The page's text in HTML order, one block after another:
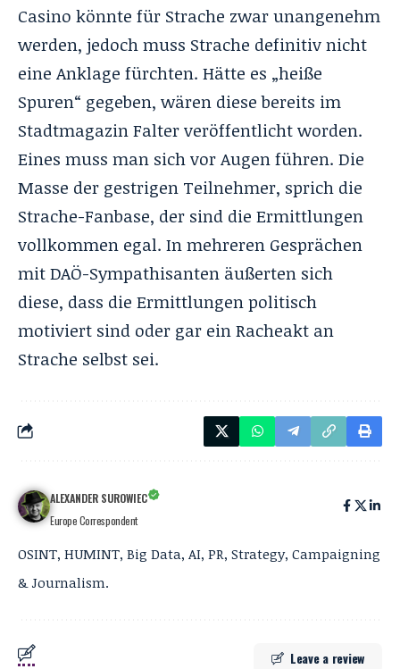
Casino könnte für Strache zwar unangenehm
werden, jedoch muss Strache definitiv nicht
eine Anklage fürchten. Hätte es „heiße
Spuren“ gegeben, wären diese bereits im
Stadtmagazin Falter veröffentlicht worden.
Eines muss man sich vor Augen führen. Die
Masse der gestrigen Teilnehmer, sprich die
Strache-Fanbase, der sind die Ermittlungen
vollkommen egal. In mehreren Gesprächen
mit DAÖ-Sympathisanten äußerten sich
diese, dass die Ermittlungen politisch
motiviert sind oder gar ein Racheakt an
Strache selbst sei.
ALEXANDER SUROWIEC
Europe Correspondent
OSINT, HUMINT, Big Data, AI, PR, Strategy, Campaigning
& Journalism.
Leave a review